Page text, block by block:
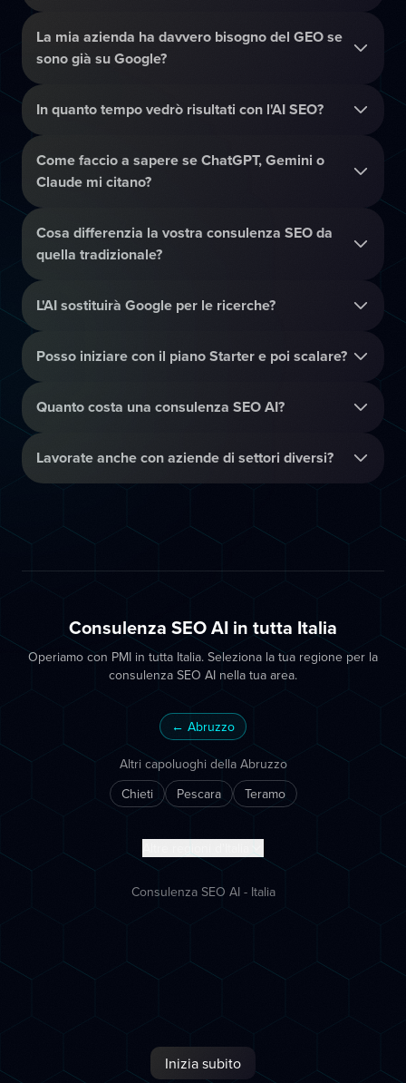
La mia azienda ha davvero bisogno del GEO se
sono già su Google?
In quanto tempo vedrò risultati con l'AI SEO?
Come faccio a sapere se ChatGPT, Gemini o
Claude mi citano?
Cosa differenzia la vostra consulenza SEO da
quella tradizionale?
L'AI sostituirà Google per le ricerche?
Posso iniziare con il piano Starter e poi scalare?
Quanto costa una consulenza SEO AI?
Lavorate anche con aziende di settori diversi?
Consulenza SEO AI in tutta Italia
Operiamo con PMI in tutta Italia. Seleziona la tua regione per la
consulenza SEO AI nella tua area.
← Abruzzo
Altri capoluoghi della Abruzzo
Chieti
Pescara Teramo
Consulenza SEO AI - Italia
Inizia subito